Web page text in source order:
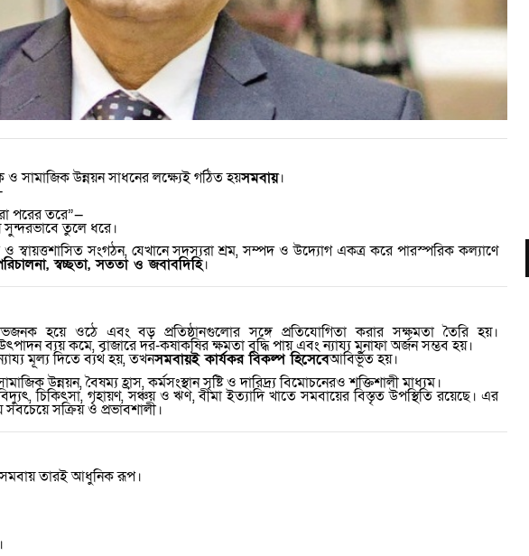
ও সামাজিক উন্নয়ন সাধনের লক্ষ্যেই গঠিত হয়সমবায়।
পরের তরে”—
তুলে ধরে।
স্বায়ত্তশাসিত সংগঠন, যেখানে সদস্যরা শ্রম,সম্পদ ও উদ্যোগ একত্র করে পারস্পরিক কল্যাণে
,স্বচ্ছতা,সততা ও জবাবদিহি।
হয়ে ওঠে এবং বড় প্রতিষ্ঠানগুলোর সঙ্গে প্রতিযোগিতা করার সক্ষমতা তৈরি হয়।
ব্যয় কমে,বাজারে দর-কষাকষির ক্ষমতা বৃদ্ধি পায় এবং ন্যায্য মুনাফা অর্জন সম্ভব হয়।
মূল্য দিতে ব্যর্থ হয়,তখনসমবায়ই কার্যকর বিকল্প হিসেবেআবির্ভূত হয়।
উন্নয়ন,বৈষম্য হ্রাস,কর্মসংস্থান সৃষ্টি ও দারিদ্র্য বিমোচনেরও শক্তিশালী মাধ্যম।
,চিকিৎসা, গৃহায়ণ,সঞ্চয় ও ঋণ,বীমা ইত্যাদি খাতে সমবায়ের বিস্তৃত উপস্থিতি রয়েছে। এর
সক্রিয় ও প্রভাবশালী।
তারই আধুনিক রূপ।